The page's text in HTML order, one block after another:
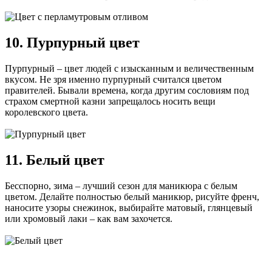
10. Пурпурный цвет
Пурпурный – цвет людей с изысканным и величественным
вкусом. Не зря именно пурпурный считался цветом
правителей. Бывали времена, когда другим сословиям под
страхом смертной казни запрещалось носить вещи
королевского цвета.
11. Белый цвет
Бесспорно, зима – лучший сезон для маникюра с белым
цветом. Делайте полностью белый маникюр, рисуйте френч,
наносите узоры снежинок, выбирайте матовый, глянцевый
или хромовый лаки – как вам захочется.